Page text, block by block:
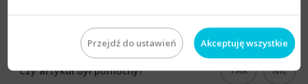
Czy artykuł był pomocny? TAK NIE
Przejdź do ustawień Akceptuję wszystkie